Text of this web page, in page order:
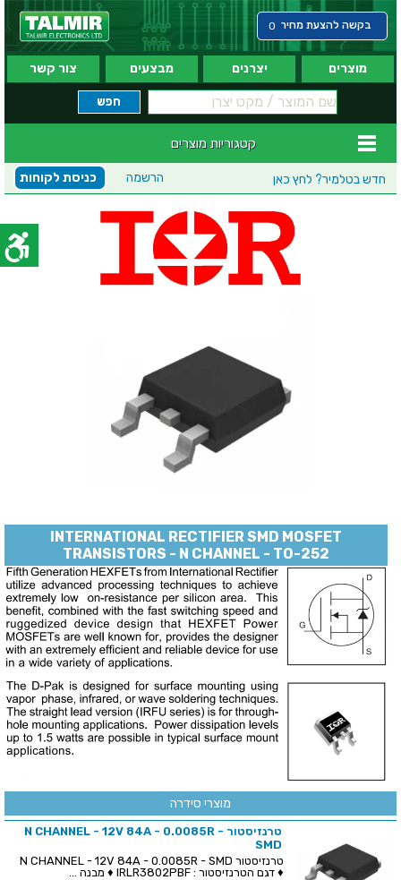
בקשה להצעת מחיר 0
מוצרים יצרנים מבצעים צור קשר
קטגוריות מוצרים
חדש בטלמיר? לחץ כאן כניסת לקוחות הרשמה
INTERNATIONAL RECTIFIER SMD MOSFET
TRANSISTORS - N CHANNEL - TO-252
מוצרי סידרה
טרנזיסטור N CHANNEL - 12V 84A - 0.0085R -
SMD
♦ דגם הטרנזיסטור : IRLR3802PBF ♦ מבנה ...